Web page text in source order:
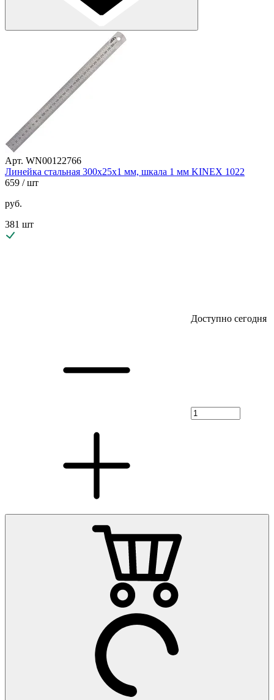
Арт. WN00122766
Линейка стальная 300х25х1 мм, шкала 1 мм KINEX 1022
659 / шт
руб.
381 шт
Доступно сегодня